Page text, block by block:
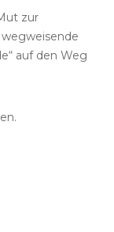
zur
auf den Weg